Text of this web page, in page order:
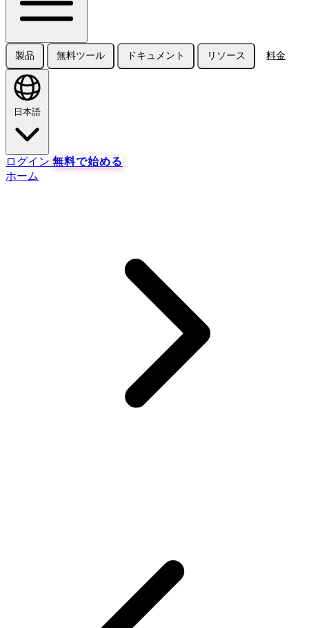
製品 無料ツール ドキュメント リソース 料金
日本語
ログイン 無料で始める
ホーム